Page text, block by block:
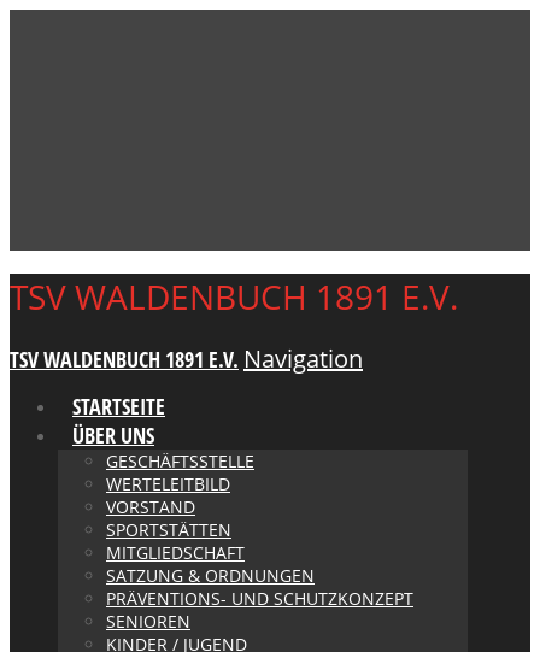
TSV WALDENBUCH 1891 E.V.
TSV WALDENBUCH 1891 E.V. Navigation
STARTSEITE
ÜBER UNS
GESCHÄFTSSTELLE
WERTELEITBILD
VORSTAND
SPORTSTÄTTEN
MITGLIEDSCHAFT
SATZUNG & ORDNUNGEN
PRÄVENTIONS- UND SCHUTZKONZEPT
SENIOREN
KINDER / JUGEND